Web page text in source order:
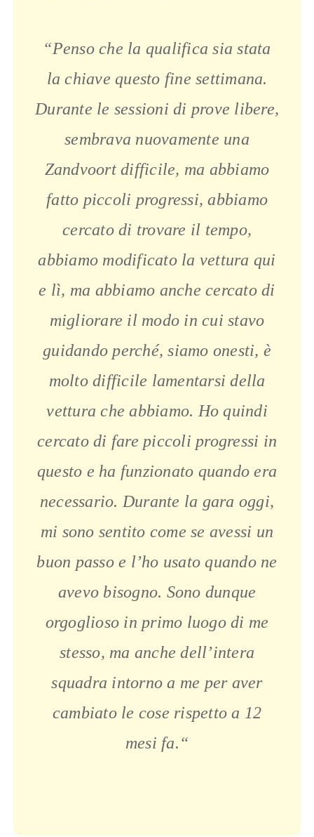
“Penso che la qualifica sia stata
la chiave questo fine settimana.
Durante le sessioni di prove libere,
sembrava nuovamente una
Zandvoort difficile, ma abbiamo
fatto piccoli progressi, abbiamo
cercato di trovare il tempo,
abbiamo modificato la vettura qui
e lì, ma abbiamo anche cercato di
migliorare il modo in cui stavo
guidando perché, siamo onesti, è
molto difficile lamentarsi della
vettura che abbiamo. Ho quindi
cercato di fare piccoli progressi in
questo e ha funzionato quando era
necessario. Durante la gara oggi,
mi sono sentito come se avessi un
buon passo e l’ho usato quando ne
avevo bisogno. Sono dunque
orgoglioso in primo luogo di me
stesso, ma anche dell’intera
squadra intorno a me per aver
cambiato le cose rispetto a 12
mesi fa.“